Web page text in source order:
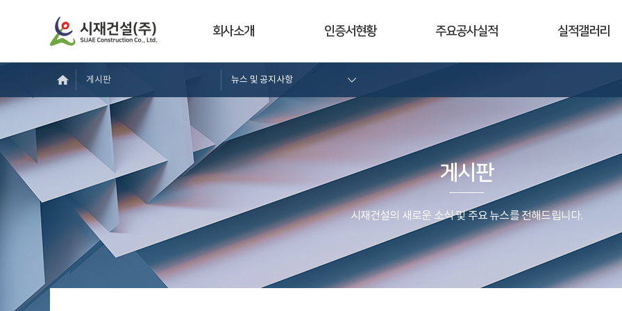
회사소개 인증서현황 주요공사실적 실적갤러리
게시판 뉴스 및 공지사항
게시판
시재건설의 새로운 소식 및 주요 뉴스를 전해드립니다.